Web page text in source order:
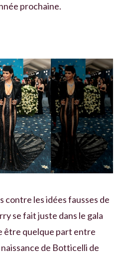
prochaine.
contre les idées fausses de
se fait juste dans le gala
être quelque part entre
de Botticelli de